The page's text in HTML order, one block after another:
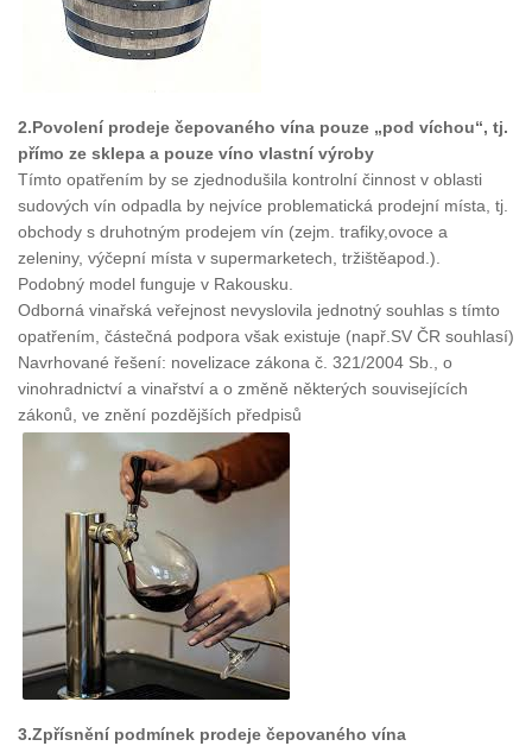
2.Povolení prodeje čepovaného vína pouze „pod víchou“, tj.
přímo ze sklepa a pouze víno vlastní výroby
Tímto opatřením by se zjednodušila kontrolní činnost v oblasti
sudových vín odpadla by nejvíce problematická prodejní místa, tj.
obchody s druhotným prodejem vín (zejm. trafiky,ovoce a
zeleniny, výčepní místa v supermarketech, tržištěapod.).
Podobný model funguje v Rakousku.
Odborná vinařská veřejnost nevyslovila jednotný souhlas s tímto
opatřením, částečná podpora však existuje (např.SV ČR souhlasí)
Navrhované řešení: novelizace zákona č. 321/2004 Sb., o
vinohradnictví a vinařství a o změně některých souvisejících
zákonů, ve znění pozdějších předpisů
3.Zpřísnění podmínek prodeje čepovaného vína